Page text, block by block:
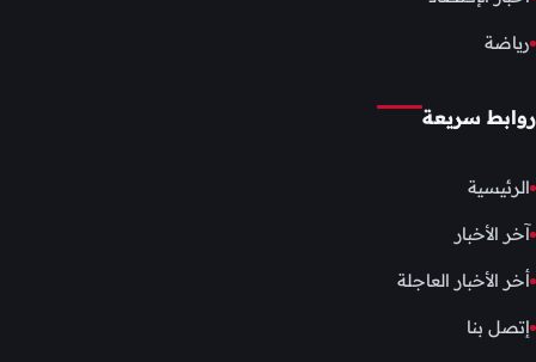
رياضة
روابط سريعة
الرئيسية
آخر الأخبار
أخر الأخبار العاجلة
إتصل بنا